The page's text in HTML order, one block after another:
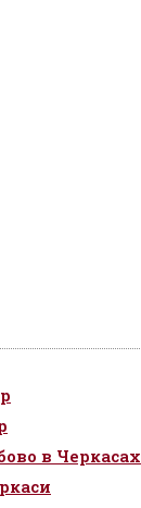
в Черкасах